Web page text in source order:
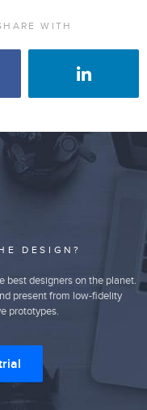
WITH
DESIGN?
best designers on the planet.
present from low-fidelity
prototypes.